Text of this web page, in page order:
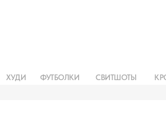
СВИТШОТЫ
ФУТБОЛКИ
ХУДИ